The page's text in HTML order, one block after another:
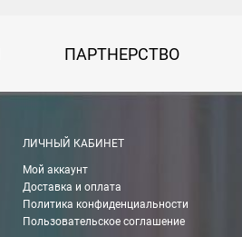
ПАРТНЕРСТВО
ЛИЧНЫЙ КАБИНЕТ
Мой аккаунт
Доставка и оплата
Политика конфиденциальности
Пользовательское соглашение